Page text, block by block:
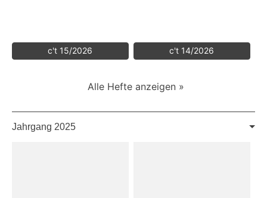
c't 15/2026 c't 14/2026
Alle Hefte anzeigen »
Jahrgang 2025